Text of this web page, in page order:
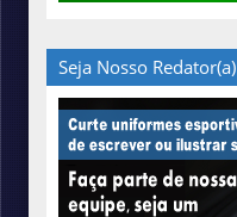
Seja Nosso Redator(a)